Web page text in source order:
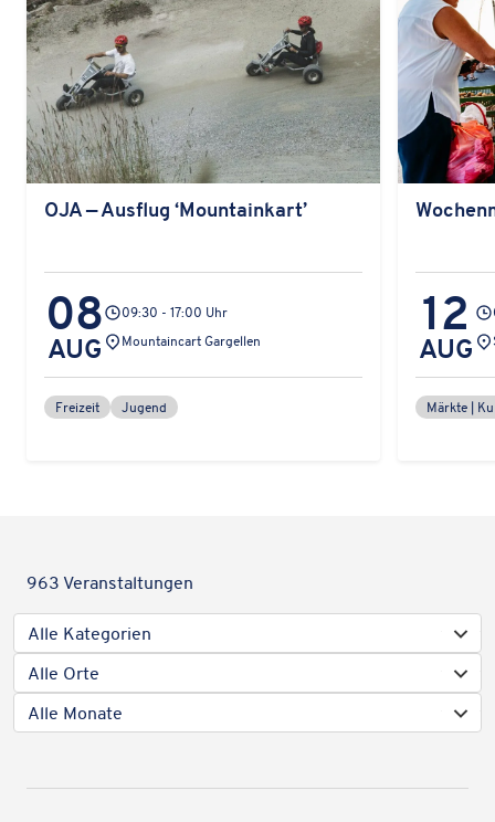
OJA — Ausflug ‘Moun­tain­k­art’
08
AUG
09:30 - 17:00 Uhr
Veranstaltungsort:
Mountaincart Gargellen
Freizeit Jugend
12
AUG
Märkte |
963 Veranstaltungen
Alle Kategorien
Alle Orte
Alle Monate